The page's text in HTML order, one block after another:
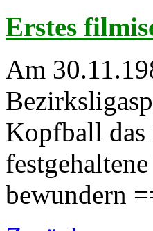
Erstes
Am
Kopfball das
bewundern